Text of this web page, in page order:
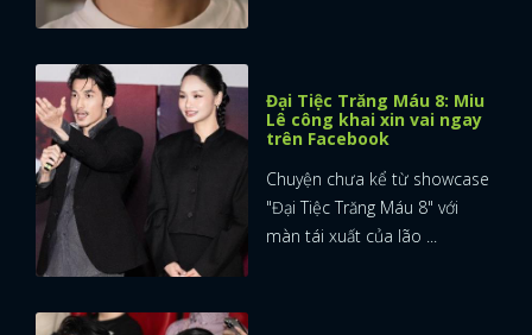
Đại Tiệc Trăng Máu 8: Miu
Lê công khai xin vai ngay
trên Facebook
Chuyện chưa kể từ showcase
"Đại Tiệc Trăng Máu 8" với
màn tái xuất của lão ...